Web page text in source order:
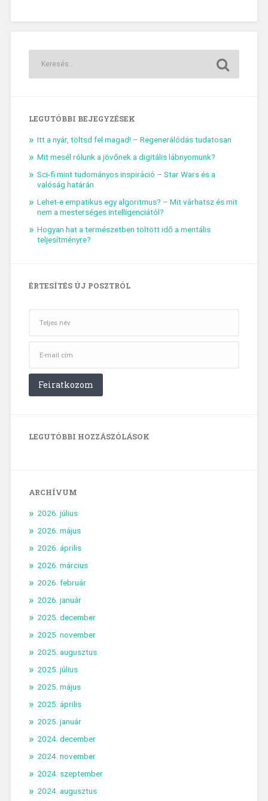
LEGUTÓBBI BEJEGYZÉSEK
Itt a nyár, töltsd fel magad! – Regenerálódás tudatosan
Mit mesél rólunk a jövőnek a digitális lábnyomunk?
Sci-fi mint tudományos inspiráció – Star Wars és a
valóság határán
Lehet-e empatikus egy algoritmus? – Mit várhatsz és mit
nem a mesterséges intelligenciától?
Hogyan hat a természetben töltött idő a mentális
teljesítményre?
ÉRTESÍTÉS ÚJ POSZTRÓL
LEGUTÓBBI HOZZÁSZÓLÁSOK
ARCHÍVUM
2026. július
2026. május
2026. április
2026. március
2026. február
2026. január
2025. december
2025. november
2025. augusztus
2025. július
2025. május
2025. április
2025. január
2024. december
2024. november
2024. szeptember
2024. augusztus